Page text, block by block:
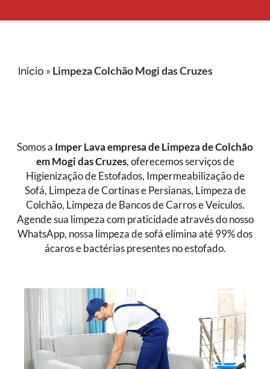
Início » Limpeza Colchão Mogi das Cruzes
Somos a Imper Lava empresa de Limpeza de Colchão
em Mogi das Cruzes, oferecemos serviços de
Higienização de Estofados, Impermeabilização de
Sofá, Limpeza de Cortinas e Persianas, Limpeza de
Colchão, Limpeza de Bancos de Carros e Veículos.
Agende sua limpeza com praticidade através do nosso
WhatsApp, nossa limpeza de sofá elimina até 99% dos
ácaros e bactérias presentes no estofado.